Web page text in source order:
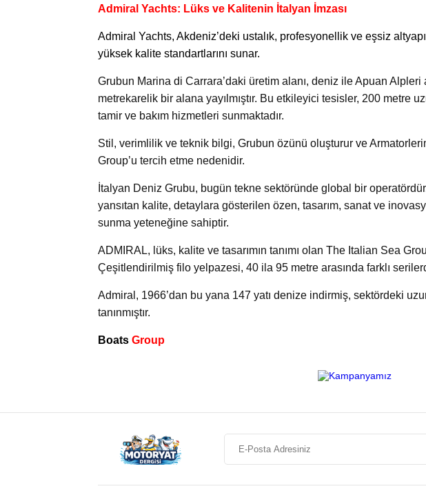
Admiral Yachts: Lüks ve Kalitenin İtalyan İmzası
Admiral Yachts, Akdeniz’deki ustalık, profesyonellik ve eşsiz
yüksek kalite standartlarını sunar.
Grubun Marina di Carrara’daki üretim alanı, deniz ile Apuan Alpleri
metrekarelik bir alana yayılmıştır. Bu etkileyici tesisler, 200 metre
tamir ve bakım hizmetleri sunmaktadır.
Stil, verimlilik ve teknik bilgi, Grubun özünü oluşturur ve
Group’u tercih etme nedenidir.
İtalyan Deniz Grubu, bugün tekne sektöründe global bir
yansıtan kalite, detaylara gösterilen özen, tasarım, sanat ve
sunma yeteneğine sahiptir.
ADMIRAL, lüks, kalite ve tasarımın tanımı olan The Italian Sea
Çeşitlendirilmiş filo yelpazesi, 40 ila 95 metre arasında farklı
Admiral, 1966’dan bu yana 147 yatı denize indirmiş, sektördeki
tanınmıştır.
Boats Group